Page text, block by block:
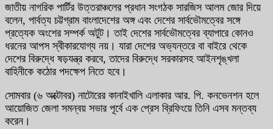
জাতীয় নাগরিক পার্টির উত্তরাঞ্চলের প্রধান সংগঠক সারজিস আলম জোর দিয়ে
বলেন, পার্বত্য চট্টগ্রাম বাংলাদেশের অঙ্গ এবং দেশের সার্বভৌমত্বের সঙ্গে
প্রত্যেক অংশের সম্পর্ক অটুট। তাই দেশের সার্বভৌমত্বের ব্যাপারে কোনও
ধরনের আপস স্বীকারযোগ্য নয়। যারা দেশের অভ্যন্তরে বা বাইরে থেকে
দেশের বিরুদ্ধে ষড়যন্ত্র করবে, তাদের বিরুদ্ধে সরকারসহ আইনশৃঙ্খলা
বাহিনীকে কঠোর পদক্ষেপ নিতে হবে।
সোমবার (৬ অক্টোবর) নাটোরের কানাইখালি এলাকার আর. পি. কনভেনশন হলে
আয়োজিত জেলা সমন্বয় সভার পূর্বে এক প্রেস ব্রিফিংয়ে তিনি এসব মন্তব্য
করেন।